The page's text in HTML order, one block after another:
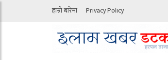
हाम्रो बारेमा Privacy Policy